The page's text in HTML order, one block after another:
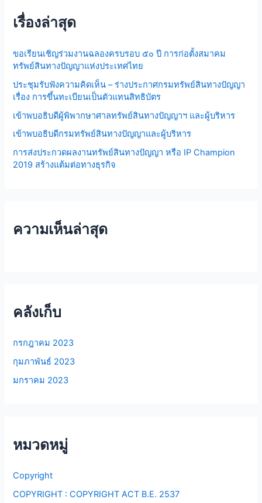
c
f
o
r
เรื่องล่าสุด
ขอเรียนเชิญร่วมงานฉลองครบรอบ ๕๐ ปี การก่อตั้งสมาคม
ทรัพย์สินทางปัญญาแห่งประเทศไทย
ประชุมรับฟังความคิดเห็น – ร่างประกาศกรมทรัพย์สินทางปัญญา
เรื่อง การขึ้นทะเบียนเป็นตัวแทนสิทธิบัตร
เข้าพบอธิบดีผู้พิพากษาศาลทรัพย์สินทางปัญญาฯ และผู้บริหาร
เข้าพบอธิบดีกรมทรัพย์สินทางปัญญาและผู้บริหาร
การส่งประกวดผลงานทรัพย์สินทางปัญญา หรือ IP Champion
2019 สร้างแต้มต่อทางธุรกิจ
ความเห็นล่าสุด
คลังเก็บ
กรกฎาคม 2023
กุมภาพันธ์ 2023
มกราคม 2023
หมวดหมู่
Copyright
COPYRIGHT : COPYRIGHT ACT B.E. 2537